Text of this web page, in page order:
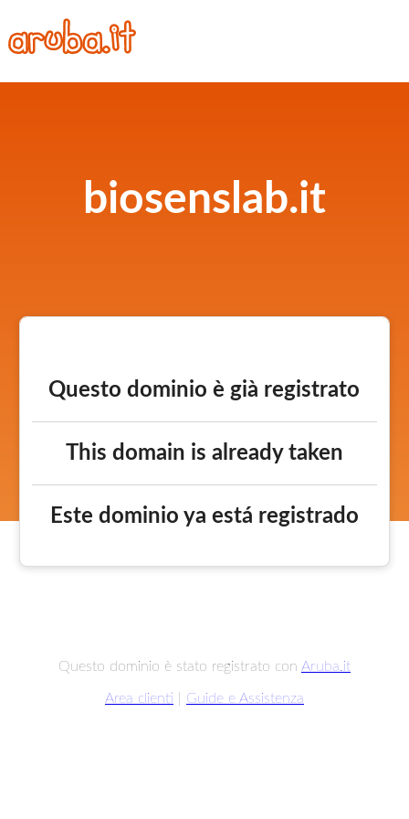
biosenslab.it
Questo dominio è già registrato
This domain is already taken
Este dominio ya está registrado
Questo dominio è stato registrato con Aruba.it
Area clienti Guide e Assistenza